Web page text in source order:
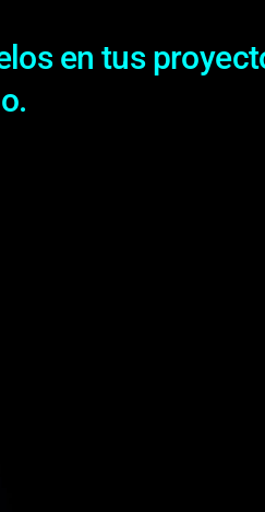
en tus